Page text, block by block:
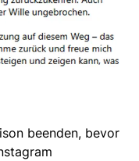
beenden, bevor